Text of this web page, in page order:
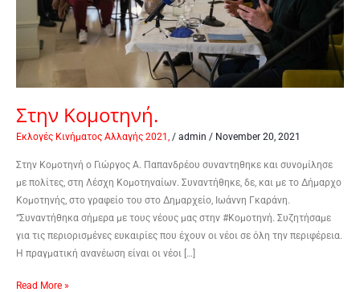
Στην Κομοτηνή.
Εκλογές Κινήματος Αλλαγής 2021, / admin / November 20, 2021
Στην Κομοτηνή ο Γιώργος Α. Παπανδρέου συναντηθηκε και συνομίλησε
με πολίτες, στη Λέσχη Κομοτηναίων. Συναντήθηκε, δε, και με το Δήμαρχο
Κομοτηνής, στο γραφείο του στο Δημαρχείο, Ιωάννη Γκαράνη.
“Συναντήθηκα σήμερα με τους νέους μας στην #Κομοτηνή. Συζητήσαμε
για τις περιορισμένες ευκαιρίες που έχουν οι νέοι σε όλη την περιφέρεια.
Η πραγματική ανανέωση είναι οι νέοι […]
Read More »